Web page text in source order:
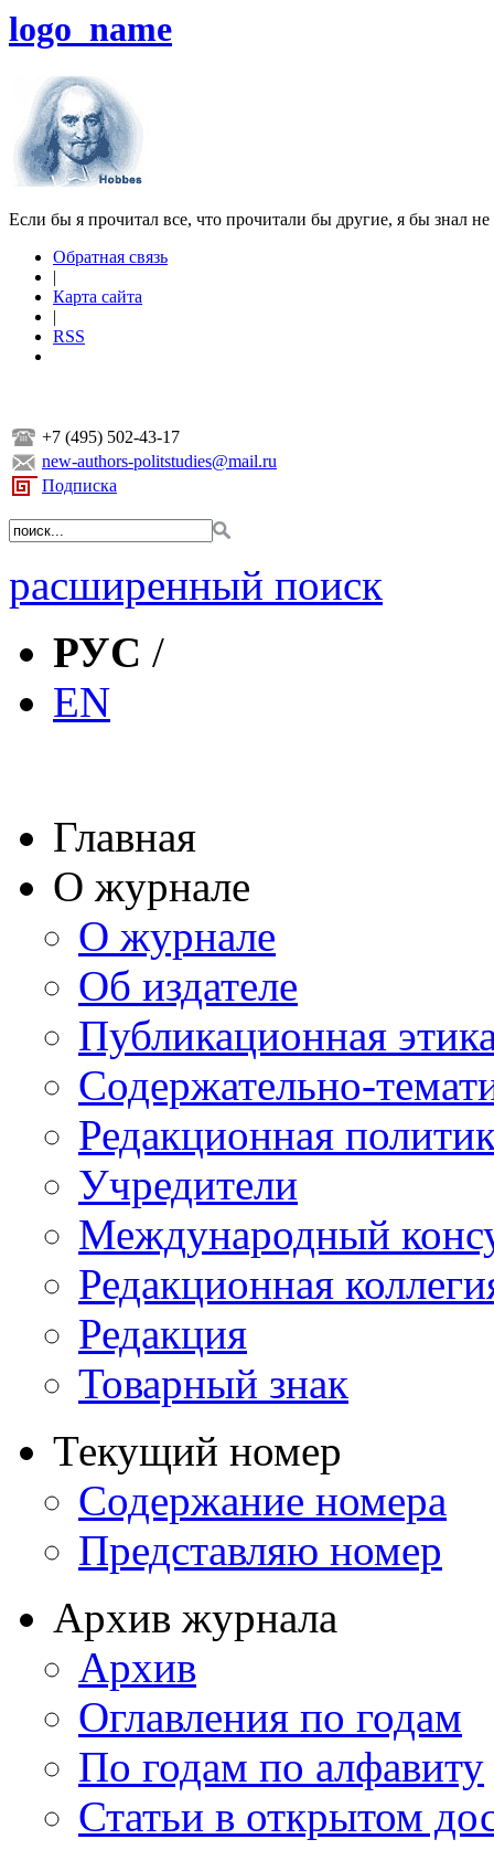
logo_name
Если бы я прочитал все, что прочитали бы другие, я бы знал
Обратная связь
|
Карта сайта
|
RSS
+7 (495) 502-43-17
new-authors-politstudies@mail.ru
Подписка
расширенный поиск
РУС /
EN
Главная
О журнале
О журнале
Об издателе
Публикационная
Содержательно-
Редакционная
Учредители
Международный
Редакционная
Редакция
Товарный знак
Текущий номер
Содержание номера
Представляю номер
Архив журнала
Архив
Оглавления по годам
По годам по алфавиту
Статьи в открытом